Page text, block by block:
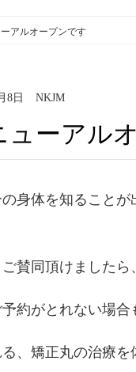
アルオープンです
8日 NKJM
ューアル
身体を知ること
賛同頂けましたら
約がとれない場合
、矯正丸の治療を